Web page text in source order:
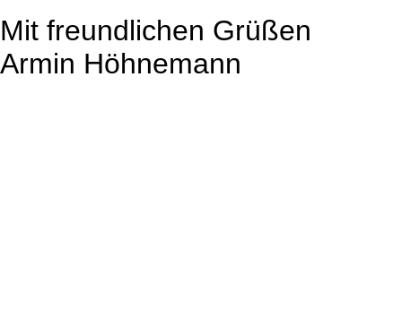
Mit freundlichen Grüßen
Armin Höhnemann